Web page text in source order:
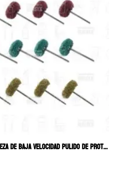
DE BAJA VELOCIDAD PULIDO DE PROTESIS